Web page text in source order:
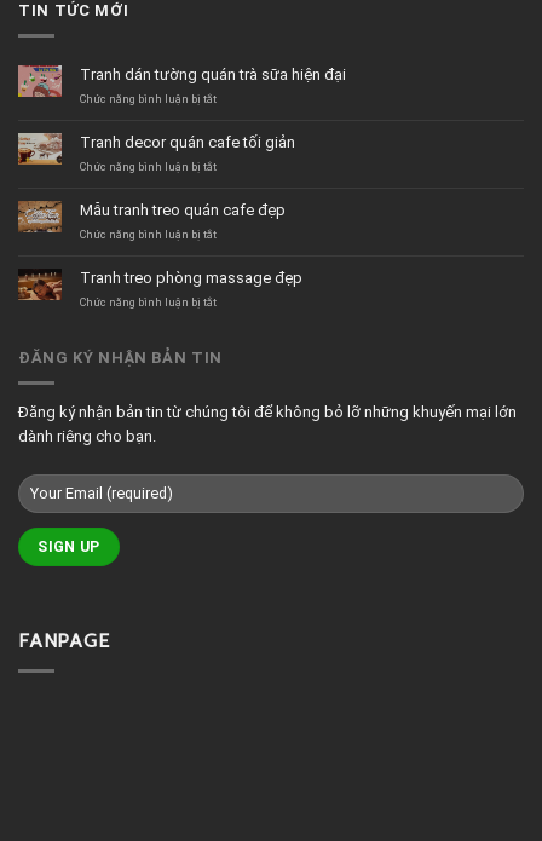
TIN TỨC MỚI
Tranh dán tường quán trà sữa hiện đại
Chức năng bình luận bị tắtở
tường
quán
hiện
đại
Tranh decor quán cafe tối giản
Chức năng bình luận bị tắtở
quán
cafe
Mẫu tranh treo quán cafe đẹp
Chức năng bình luận bị tắtở
treo
quán
Tranh treo phòng massage đẹp
Chức năng bình luận bị tắtở
phòng
ĐĂNG KÝ NHẬN BẢN TIN
Đăng ký nhận bản tin từ chúng tôi để không bỏ lỡ những khuyến mại lớn
dành riêng cho bạn.
FANPAGE